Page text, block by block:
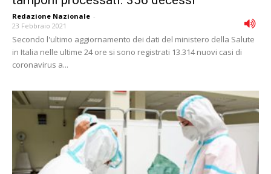
Redazione Nazionale -
23 Febbraio 2021
Secondo l'ultimo aggiornamento dei dati del ministero della Salute
in Italia nelle ultime 24 ore si sono registrati 13.314 nuovi casi di
coronavirus a...